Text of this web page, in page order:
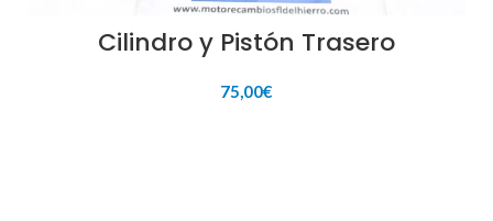
Cilindro y Pistón Trasero
75,00€